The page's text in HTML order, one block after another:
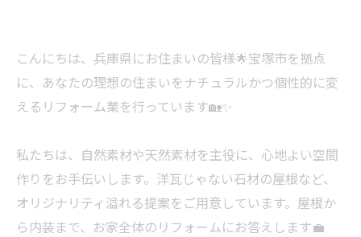
こんにちは、兵庫県にお住まいの皆様🌟宝塚市を拠点
に、あなたの理想の住まいをナチュラルかつ個性的に変
えるリフォーム業を行っています🏡✨
私たちは、自然素材や天然素材を主役に、心地よい空間
作りをお手伝いします。洋瓦じゃない石材の屋根など、
オリジナリティ溢れる提案をご用意しています。屋根か
ら内装まで、お家全体のリフォームにお答えします💼